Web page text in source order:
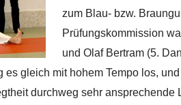
zum Blau- bzw.
Prüfungskommission
und Olaf Bertram (5.
es gleich mit hohem Tempo los,
durchweg sehr ansprechende